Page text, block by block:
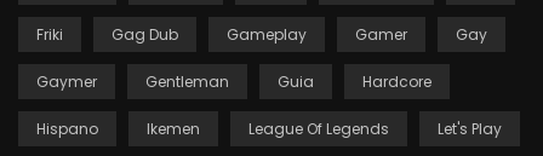
Friki Gag Dub Gameplay Gamer Gay
Gaymer Gentleman Guia Hardcore
Hispano Ikemen League Of Legends Let's Play